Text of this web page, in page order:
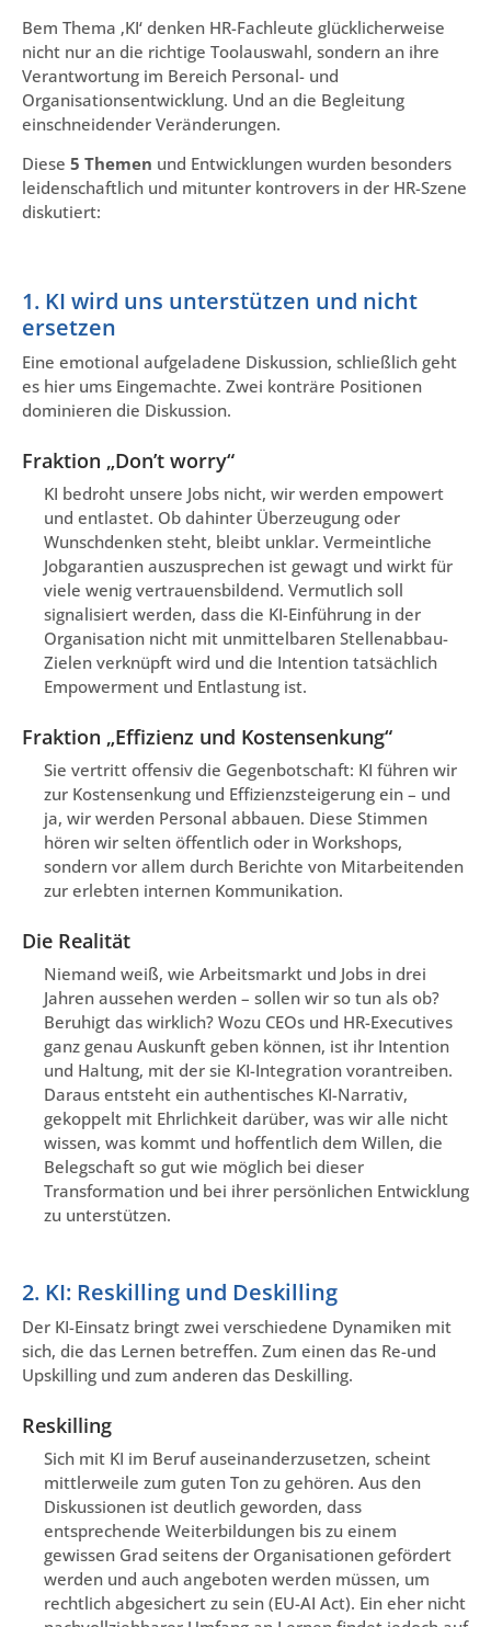
Bem Thema ‚KI‘ denken HR-Fachleute glücklicherweise
nicht nur an die richtige Toolauswahl, sondern an ihre
Verantwortung im Bereich Personal- und
Organisationsentwicklung. Und an die Begleitung
einschneidender Veränderungen.
Diese 5 Themen und Entwicklungen wurden besonders
leidenschaftlich und mitunter kontrovers in der HR-Szene
diskutiert:
1. KI wird uns unterstützen und nicht
ersetzen
Eine emotional aufgeladene Diskussion, schließlich geht
es hier ums Eingemachte. Zwei konträre Positionen
dominieren die Diskussion.
Fraktion „Don’t worry“
KI bedroht unsere Jobs nicht, wir werden empowert
und entlastet. Ob dahinter Überzeugung oder
Wunschdenken steht, bleibt unklar. Vermeintliche
Jobgarantien auszusprechen ist gewagt und wirkt für
viele wenig vertrauensbildend. Vermutlich soll
signalisiert werden, dass die KI-Einführung in der
Organisation nicht mit unmittelbaren Stellenabbau-
Zielen verknüpft wird und die Intention tatsächlich
Empowerment und Entlastung ist.
Fraktion „Effizienz und Kostensenkung“
Sie vertritt offensiv die Gegenbotschaft: KI führen wir
zur Kostensenkung und Effizienzsteigerung ein – und
ja, wir werden Personal abbauen. Diese Stimmen
hören wir selten öffentlich oder in Workshops,
sondern vor allem durch Berichte von Mitarbeitenden
zur erlebten internen Kommunikation.
Die Realität
Niemand weiß, wie Arbeitsmarkt und Jobs in drei
Jahren aussehen werden – sollen wir so tun als ob?
Beruhigt das wirklich? Wozu CEOs und HR-Executives
ganz genau Auskunft geben können, ist ihr Intention
und Haltung, mit der sie KI-Integration vorantreiben.
Daraus entsteht ein authentisches KI-Narrativ,
gekoppelt mit Ehrlichkeit darüber, was wir alle nicht
wissen, was kommt und hoffentlich dem Willen, die
Belegschaft so gut wie möglich bei dieser
Transformation und bei ihrer persönlichen Entwicklung
zu unterstützen.
2. KI: Reskilling und Deskilling
Der KI-Einsatz bringt zwei verschiedene Dynamiken mit
sich, die das Lernen betreffen. Zum einen das Re-und
Upskilling und zum anderen das Deskilling.
Reskilling
Sich mit KI im Beruf auseinanderzusetzen, scheint
mittlerweile zum guten Ton zu gehören. Aus den
Diskussionen ist deutlich geworden, dass
entsprechende Weiterbildungen bis zu einem
gewissen Grad seitens der Organisationen gefördert
werden und auch angeboten werden müssen, um
rechtlich abgesichert zu sein (EU-AI Act). Ein eher nicht